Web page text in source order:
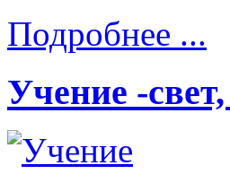
Подробнее ...
Учение -